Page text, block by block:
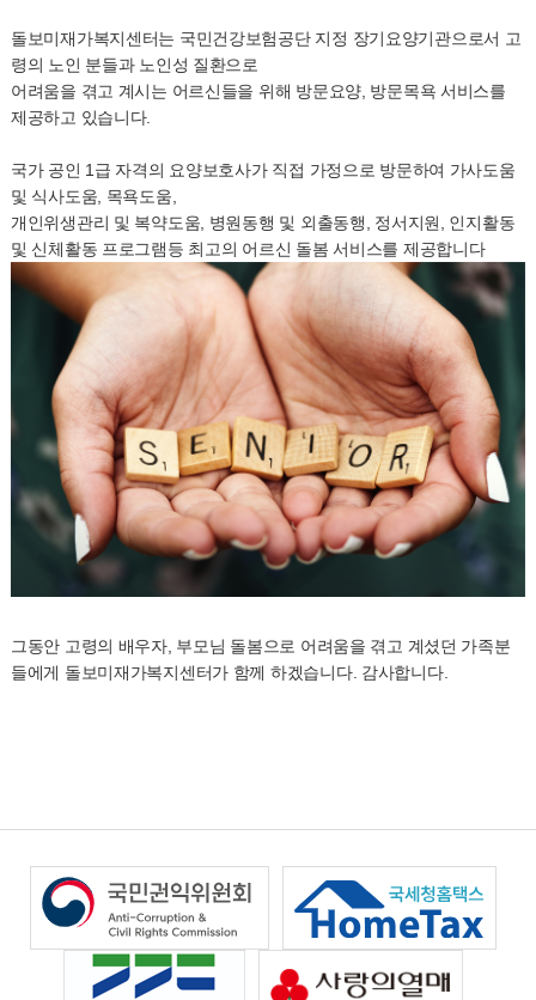
돌보미재가복지센터는 국민건강보험공단 지정 장기요양기관으로서 고
령의 노인 분들과 노인성 질환으로
어려움을 겪고 계시는 어르신들을 위해 방문요양, 방문목욕 서비스를
제공하고 있습니다.
국가 공인 1급 자격의 요양보호사가 직접 가정으로 방문하여 가사도움
및 식사도움, 목욕도움,
개인위생관리 및 복약도움, 병원동행 및 외출동행, 정서지원, 인지활동
및 신체활동 프로그램등 최고의 어르신 돌봄 서비스를 제공합니다
그동안 고령의 배우자, 부모님 돌봄으로 어려움을 겪고 계셨던 가족분
들에게 돌보미재가복지센터가 함께 하겠습니다. 감사합니다.